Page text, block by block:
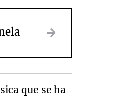
que se ha